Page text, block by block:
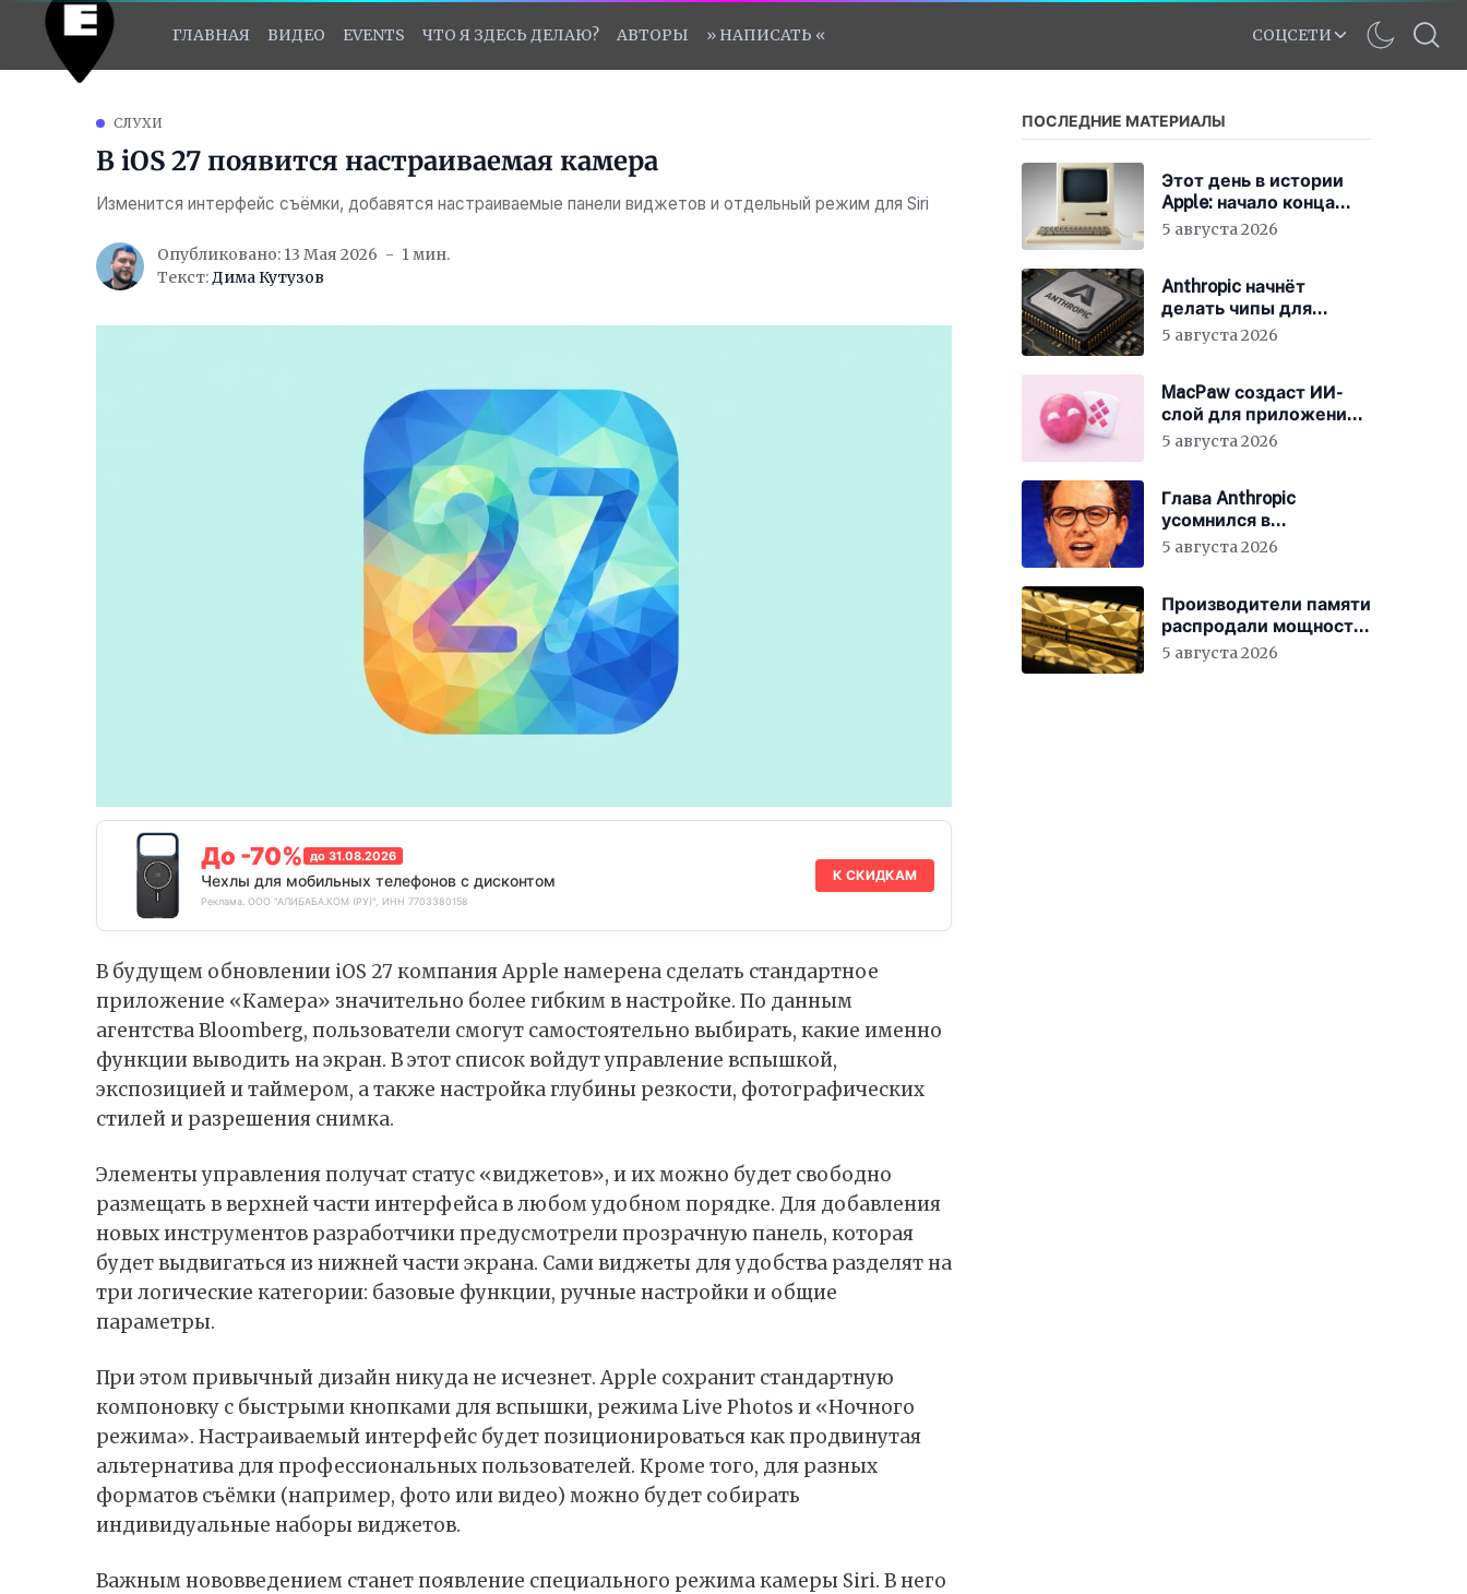
ГЛАВНАЯ ВИДЕО EVENTS ЧТО Я ЗДЕСЬ ДЕЛАЮ? АВТОРЫ » НАПИСАТЬ « СОЦСЕТИ
СЛУХИ
В iOS 27 появится настраиваемая камера
Изменится интерфейс съёмки, добавятся настраиваемые панели виджетов и отдельный режим для Siri
Опубликовано: 13 Мая 2026
1 мин.
Текст:Дима Кутузов
До -70% до 31.08.2026
Чехлы для мобильных телефонов с дисконтом
Реклама. ООО "АЛИБАБА.КОМ (РУ)", ИНН 7703380158
К СКИДКАМ
В будущем обновлении iOS 27 компания Apple намерена сделать стандартное
приложение «Камера» значительно более гибким в настройке. По данным
агентства Bloomberg, пользователи смогут самостоятельно выбирать, какие именно
функции выводить на экран. В этот список войдут управление вспышкой,
экспозицией и таймером, а также настройка глубины резкости, фотографических
стилей и разрешения снимка.
Элементы управления получат статус «виджетов», и их можно будет свободно
размещать в верхней части интерфейса в любом удобном порядке. Для добавления
новых инструментов разработчики предусмотрели прозрачную панель, которая
будет выдвигаться из нижней части экрана. Сами виджеты для удобства разделят на
три логические категории: базовые функции, ручные настройки и общие
параметры.
При этом привычный дизайн никуда не исчезнет. Apple сохранит стандартную
компоновку с быстрыми кнопками для вспышки, режима Live Photos и «Ночного
режима». Настраиваемый интерфейс будет позиционироваться как продвинутая
альтернатива для профессиональных пользователей. Кроме того, для разных
форматов съёмки (например, фото или видео) можно будет собирать
индивидуальные наборы виджетов.
Важным нововведением станет появление специального режима камеры Siri. В него
ПОСЛЕДНИЕ МАТЕРИАЛЫ
Этот день в истории
Apple: начало конца
для клонов Mac
5 августа 2026
Anthropic начнёт
делать чипы для
Claude
5 августа 2026
MacPaw создаст ИИ-
слой для приложений
Mac
5 августа 2026
Глава Anthropic
усомнился в
мотивации новых
5 августа 2026
Производители памяти
распродали мощности
до 2027 года
5 августа 2026